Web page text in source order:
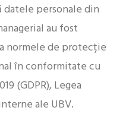
datele personale din
au fost
normele de protecție
în conformitate cu
(GDPR), Legea
ale UBV.